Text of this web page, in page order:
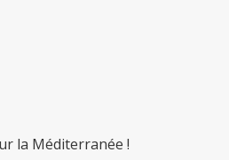
la Méditerranée !